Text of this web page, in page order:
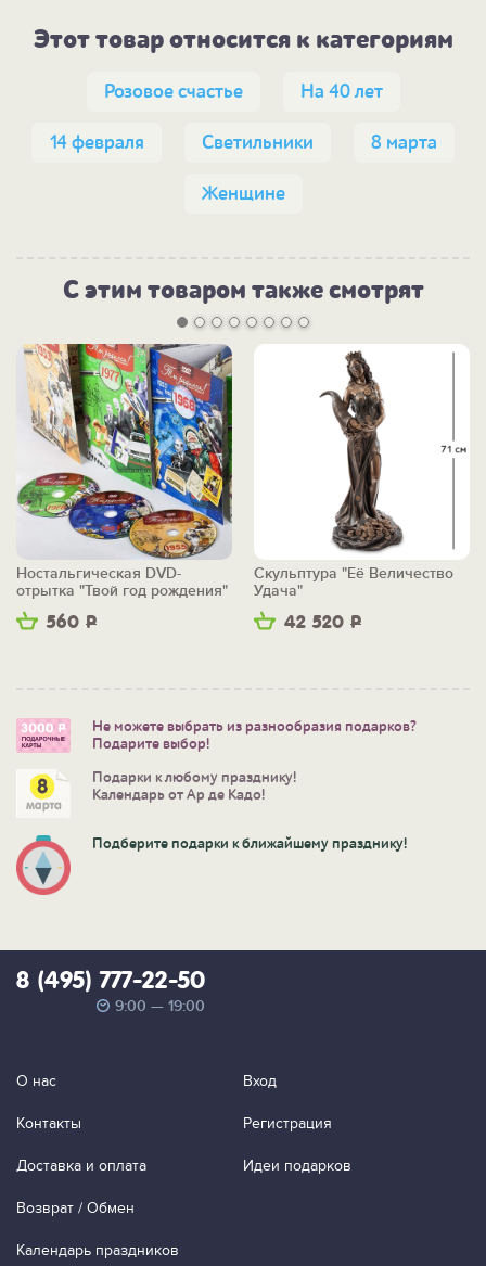
Этот товар относится к категориям
Розовое счастье На 40 лет
14 февраля Светильники 8 марта
Женщине
С этим товаром также смотрят
560 Р
Ностальгическая DVD-
отрытка "Твой год рождения"
42 520 Р
Скульптура "Её Величество
Удача"
Не можете выбрать из разнообразия подарков?
Подарите выбор!
Подарки к любому празднику!
Календарь от Ар де Кадо!
Подберите подарки к ближайшему празднику!
8 (495) 777-22-50
9:00 — 19:00
О нас
Контакты
Доставка и оплата
Возврат / Обмен
Календарь праздников
Вход
Регистрация
Идеи подарков